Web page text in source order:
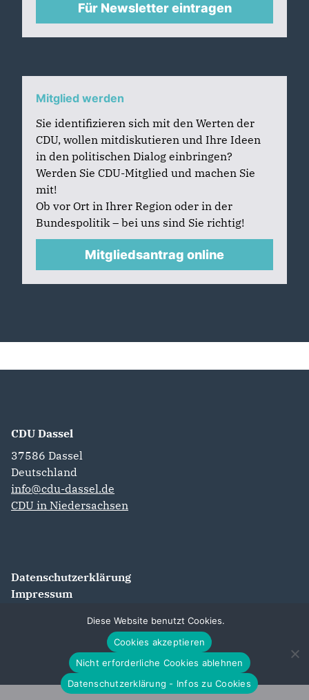
Für Newsletter eintragen
Mitglied werden
Sie identifizieren sich mit den Werten der
CDU, wollen mitdiskutieren und Ihre Ideen
in den politischen Dialog einbringen?
Werden Sie CDU-Mitglied und machen Sie
mit!
Ob vor Ort in Ihrer Region oder in der
Bundespolitik – bei uns sind Sie richtig!
Mitgliedsantrag online
CDU Dassel
37586 Dassel
Deutschland
info@cdu-dassel.de
CDU in Niedersachsen
Datenschutzerklärung
Impressum
Diese Website benutzt Cookies.
Cookies akzeptieren
Nicht erforderliche Cookies ablehnen
Datenschutzerklärung - Infos zu Cookies